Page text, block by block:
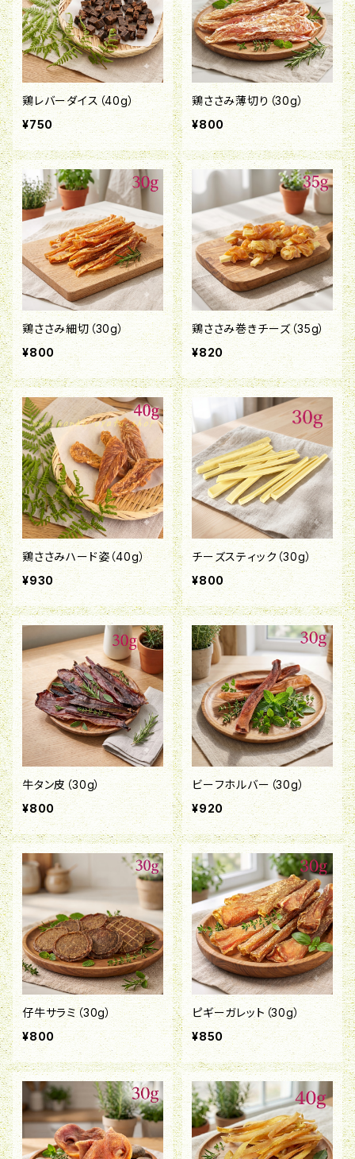
鶏レバーダイス（40g）
¥750
鶏ささみ薄切り（30g）
¥800
鶏ささみ細切（30g）
¥800
鶏ささみ巻きチーズ（35g）
¥820
鶏ささみハード姿（40g）
¥930
チーズスティック（30g）
¥800
牛タン皮（30g）
¥800
ビーフホルバー（30g）
¥920
仔牛サラミ（30g）
¥800
ピギーガレット（30g）
¥850